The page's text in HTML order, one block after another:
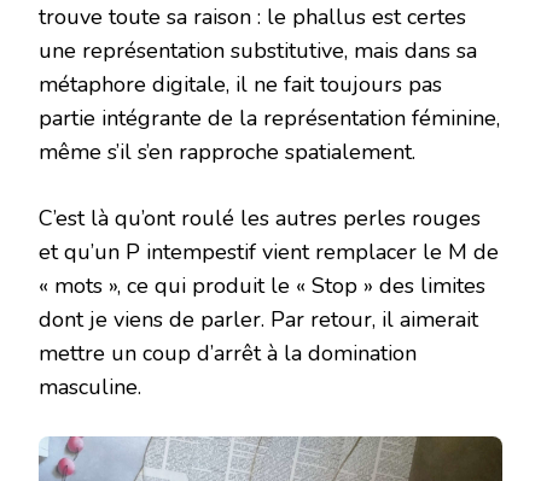
trouve toute sa raison : le phallus est certes
une représentation substitutive, mais dans sa
métaphore digitale, il ne fait toujours pas
partie intégrante de la représentation féminine,
même s’il s’en rapproche spatialement.
C’est là qu’ont roulé les autres perles rouges
et qu’un P intempestif vient remplacer le M de
« mots », ce qui produit le « Stop » des limites
dont je viens de parler. Par retour, il aimerait
mettre un coup d’arrêt à la domination
masculine.